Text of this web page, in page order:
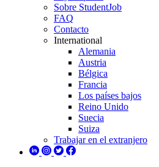
Sobre StudentJob
FAQ
Contacto
International
Alemania
Austria
Bélgica
Francia
Los países bajos
Reino Unido
Suecia
Suiza
Trabajar en el extranjero